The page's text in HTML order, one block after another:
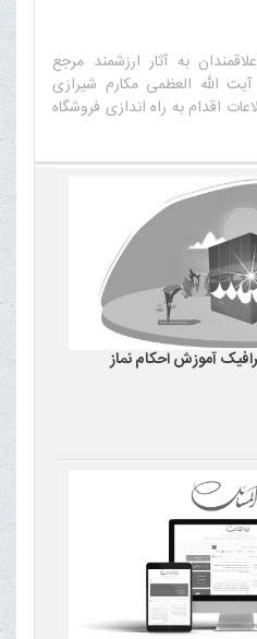
به آثار ارزشمند مرجع
الله العظمی مکارم شیرازی
اقدام به راه اندازی فروشگاه
آموزش احکام نماز